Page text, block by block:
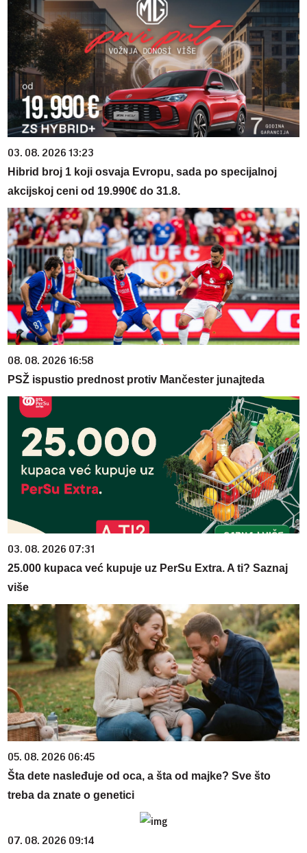
03. 08. 2026 13:23
Hibrid broj 1 koji osvaja Evropu, sada po specijalnoj
akcijskoj ceni od 19.990€ do 31.8.
08. 08. 2026 16:58
PSŽ ispustio prednost protiv Mančester junajteda
03. 08. 2026 07:31
25.000 kupaca već kupuje uz PerSu Extra. A ti? Saznaj
više
05. 08. 2026 06:45
Šta dete nasleđuje od oca, a šta od majke? Sve što
treba da znate o genetici
07. 08. 2026 09:14